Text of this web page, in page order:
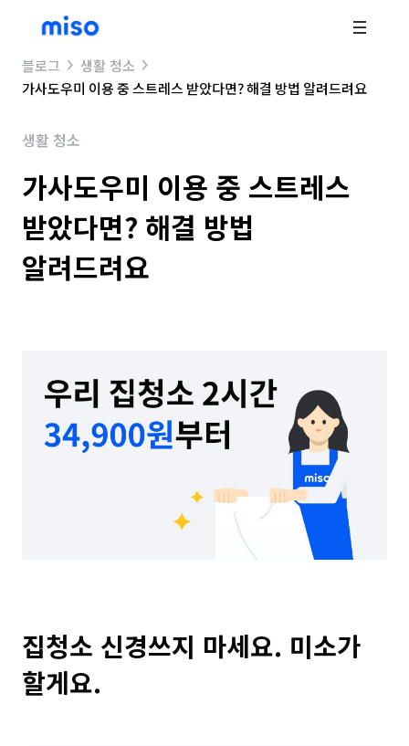
블로그
생활 청소
가사도우미 이용 중 스트레스 받았다면? 해결 방법 알려드려요
생활 청소
가사도우미 이용 중 스트레스
받았다면? 해결 방법
알려드려요
집청소 신경쓰지 마세요. 미소가
할게요.